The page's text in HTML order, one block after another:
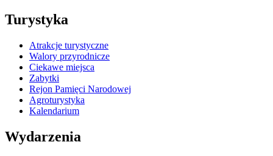
Turystyka
Atrakcje turystyczne
Walory przyrodnicze
Ciekawe miejsca
Zabytki
Rejon Pamięci Narodowej
Agroturystyka
Kalendarium
Wydarzenia